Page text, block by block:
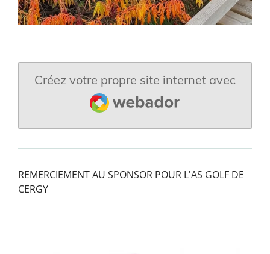
Créez votre propre site internet avec
Webador
REMERCIEMENT AU SPONSOR POUR L'AS GOLF DE
CERGY